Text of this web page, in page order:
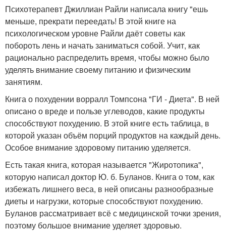
Психотерапевт Джиллиан Райли написала книгу "ешь
меньше, прекрати переедать! В этой книге на
психологическом уровне Райли даёт советы как
побороть лень и начать заниматься собой. Учит, как
рационально распределить время, чтобы можно было
уделять внимание своему питанию и физическим
занятиям.
Книга о похудении ворралл Томпсона "ГИ - Диета". В ней
описано о вреде и пользе углеводов, какие продукты
способствуют похудению. В этой книге есть таблица, в
которой указан объём порций продуктов на каждый день.
Особое внимание здоровому питанию уделяется.
Есть такая книга, которая называется "Жиротопика",
которую написал доктор Ю. б. Буланов. Книга о том, как
избежать лишнего веса, в ней описаны разнообразные
диеты и нагрузки, которые способствуют похудению.
Буланов рассматривает всё с медицинской точки зрения,
поэтому большое внимание уделяет здоровью.